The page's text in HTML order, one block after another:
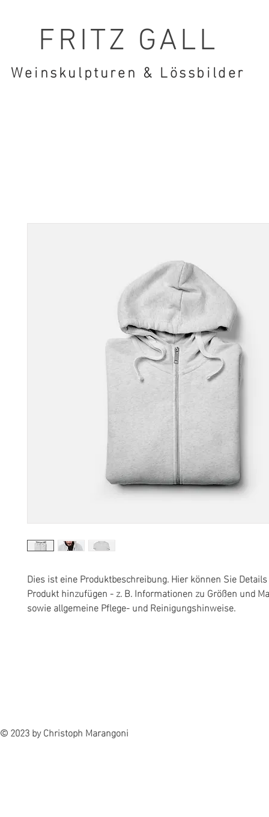
FRITZ GALL
Weinskulpturen & Lössbilder
Dies ist eine Produktbeschreibung. Hier können Sie
Produkt hinzufügen - z. B. Informationen zu Größen und
sowie allgemeine Pflege- und Reinigungshinweise.
© 2023 by Christoph Marangoni